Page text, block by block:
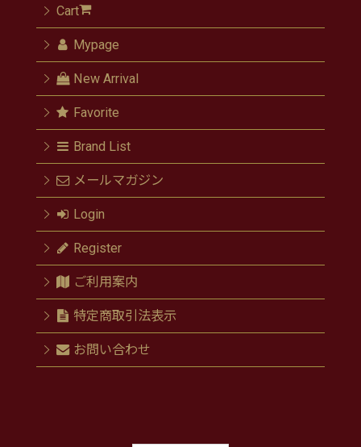
Cart
Mypage
New Arrival
Favorite
Brand List
メールマガジン
Login
Register
ご利用案内
特定商取引法表示
お問い合わせ